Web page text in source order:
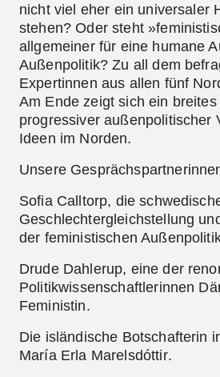
nicht viel eher ein universaler
stehen? Oder steht
allgemeiner für eine humane
Außenpolitik? Zu all dem
Expertinnen aus allen fünf
Am Ende zeigt sichein
progressiver außenpolitischer
Ideen im Norden.
Unsere
Sofia Calltorp, die
Geschlechtergleichstellung
der feministischen
Drude Dahlerup, eine der
Politikwissenschaftlerinnen
Feministin.
Die isländische Botschafterin
María Erla Marelsdóttir.